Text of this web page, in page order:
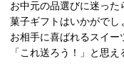
お中元の品選びに迷っ
菓子ギフトはいかがでし
お相手に喜ばれるスイ
「これ送ろう！」と思